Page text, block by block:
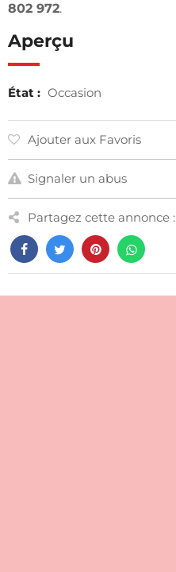
802 972.
Aperçu
État : Occasion
Ajouter aux Favoris
Signaler un abus
Partagez cette annonce :